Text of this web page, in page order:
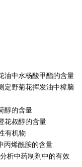
油中水杨酸甲酯的含量
定野菊花挥发油中樟脑
醇的含量
花叔醇的含量
有机物
丙烯酰胺的含量
析中药制剂中的有效